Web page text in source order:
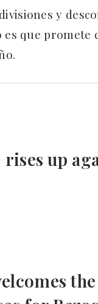
y
que promete
up